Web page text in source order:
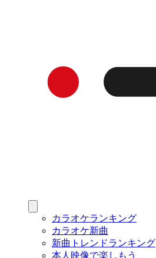
カラオケランキング
カラオケ新曲
新曲トレンドランキング
本人映像で楽しもう